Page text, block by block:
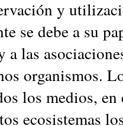
y
se debe a su
a las
organismos.
los medios,
ecosistemas